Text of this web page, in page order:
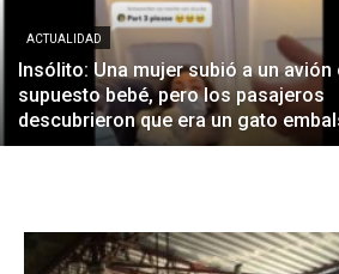
ACTUALIDAD
Insólito: Una mujer subió a un avión
supuesto bebé, pero los pasajeros
descubrieron que era un gato